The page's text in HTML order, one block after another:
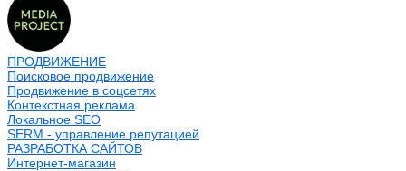
ПРОДВИЖЕНИЕ
Поисковое продвижение
Продвижение в соцсетях
Контекстная реклама
Локальное SEO
SERM - управление репутацией
РАЗРАБОТКА САЙТОВ
Интернет-магазин